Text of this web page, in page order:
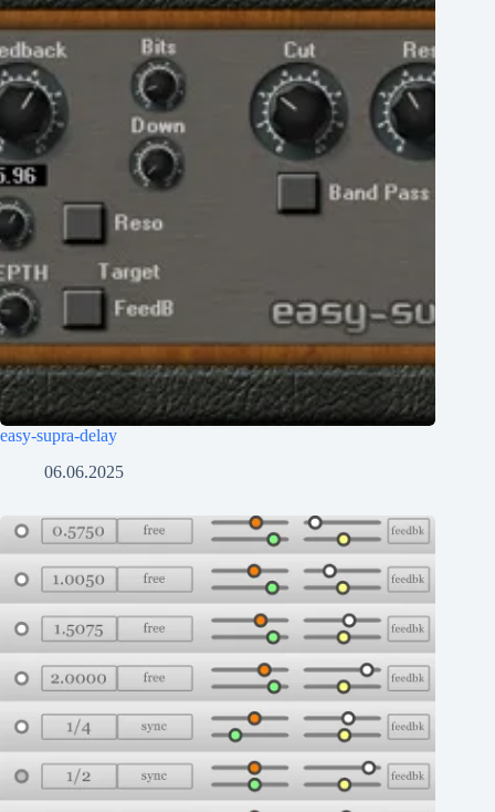
easy-supra-delay
06.06.2025